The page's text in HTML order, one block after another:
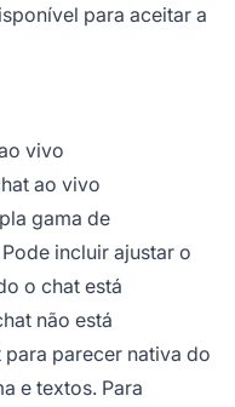
para aceitar a
vivo
ao vivo
gama de
incluir ajustar o
o chat está
não está
parecer nativa do
e textos. Para